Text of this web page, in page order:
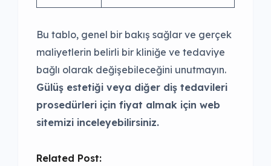
Bu tablo, genel bir bakış sağlar ve gerçek
maliyetlerin belirli bir kliniğe ve tedaviye
bağlı olarak değişebileceğini unutmayın.
Gülüş estetiği veya diğer diş tedavileri
prosedürleri için fiyat almak için web
sitemizi inceleyebilirsiniz.
Related Post: